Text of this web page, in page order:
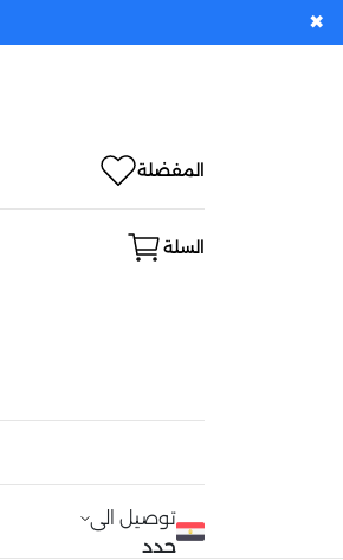
المفضلة
السلة
توصيل الى
حدد
✖